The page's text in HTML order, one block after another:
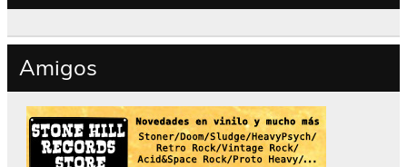
Amigos